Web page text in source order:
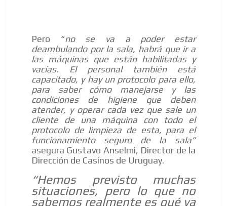
Pero “no se va a poder estar
deambulando por la sala, habrá que ir a
las máquinas que están habilitadas y
vacías. El personal también está
capacitado, y hay un protocolo para ello,
para saber cómo manejarse y las
condiciones de higiene que deben
atender, y operar cada vez que sale un
cliente de una máquina con todo el
protocolo de limpieza de esta, para el
funcionamiento seguro de la sala”
asegura Gustavo Anselmi, Director de la
Dirección de Casinos de Uruguay.
“Hemos previsto muchas
situaciones, pero lo que no
sabemos realmente es qué va